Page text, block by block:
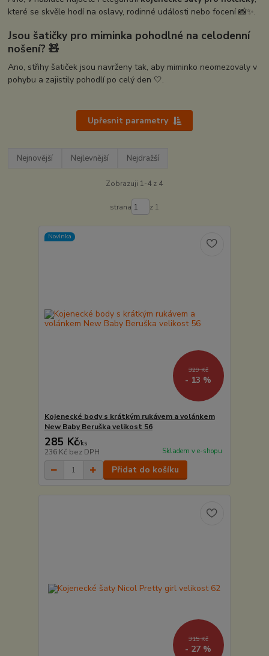
které se skvěle hodí na oslavy, rodinné události nebo focení 📸✨.
Jsou šatičky pro miminka pohodlné na celodenní
nošení? 🧸
Ano, střihy šatiček jsou navrženy tak, aby miminko neomezovaly v
pohybu a zajistily pohodlí po celý den 🤍.
Upřesnit parametry
Nejnovější Nejlevnější Nejdražší
Zobrazuji 1-4 z 4
strana z 1
Novinka
329 Kč
- 13 %
Kojenecké body s krátkým rukávem a volánkem
New Baby Beruška velikost 56
285 Kč/ks
236 Kč bez DPH Skladem v e-shopu
Přidat do košíku
315 Kč
- 27 %